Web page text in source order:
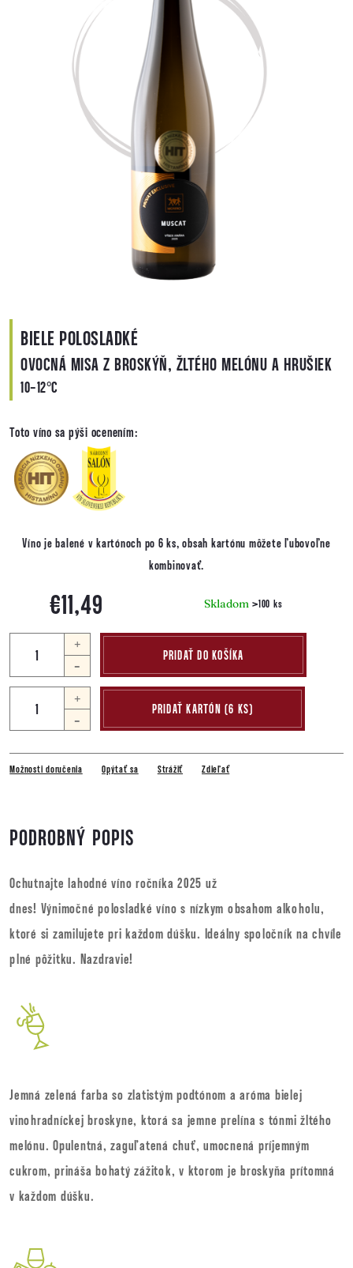
BIELE POLOSLADKÉ
OVOCNÁ MISA Z BROSKÝŇ, ŽLTÉHO MELÓNU A HRUŠIEK
10-12°C
Toto víno sa pýši ocenením:
Víno je balené v kartónoch po 6 ks, obsah kartónu môžete ľubovoľne
kombinovať.
€11,49
cena:
Skladom >100 ks
PRIDAŤ DO KOŠÍKA
+
-
PRIDAŤ KARTÓN (6 KS)
Možnosti doručenia Opýtať sa Strážiť Zdieľať
PODROBNÝ POPIS
Ochutnajte lahodné víno ročníka 2025 už
dnes! Výnimočné polosladké víno s nízkym obsahom alkoholu,
ktoré si zamilujete pri každom dúšku. Ideálny spoločník na chvíle
plné pôžitku. Nazdravie!
Jemná zelená farba so zlatistým podtónom a aróma bielej
vinohradníckej broskyne, ktorá sa jemne prelína s tónmi žltého
melónu. Opulentná, zaguľatená chuť, umocnená príjemným
cukrom, prináša bohatý zážitok, v ktorom je broskyňa prítomná
v každom dúšku.